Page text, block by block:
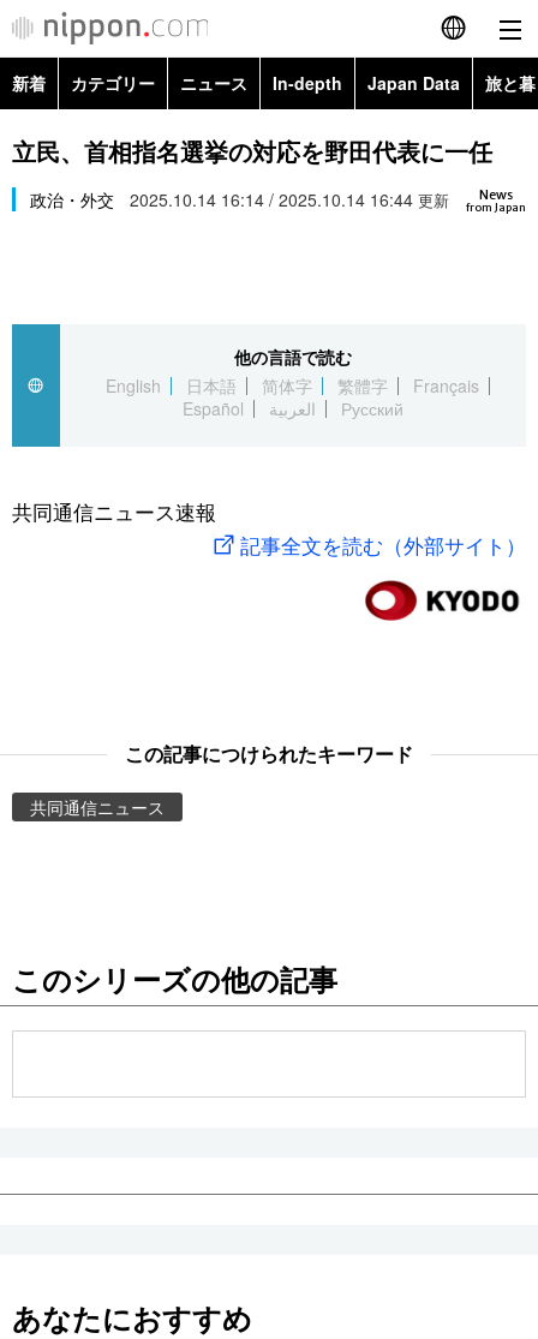
English
简体字
繁體字
العربية
社会
旅と暮らし
東京
新着 カテゴリー ニュース In-depth Japan Data 旅と
政治・外交
経済・ビジネス
社会
文化
科学・技術
暮らし
Topics
Images
お知らせ
立民、首相指名選挙の対応を野田代表に一任
News
from Japan
政治・外交 2025.10.14 16:14 / 2025.10.14 16:44 更新
他の言語で読む
English
日本語 简体字 繁體字
Français
Español
العربية Русский
共同通信ニュース速報
記事全文を読む（外部サイト）
この記事につけられたキーワード
共同通信ニュース
このシリーズの他の記事
あなたにおすすめ